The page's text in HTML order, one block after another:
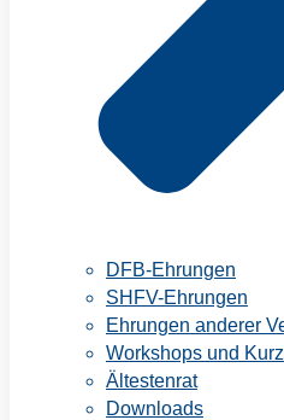
DFB-Ehrungen
SHFV-Ehrungen
Ehrungen anderer
Workshops und
Ältestenrat
Downloads